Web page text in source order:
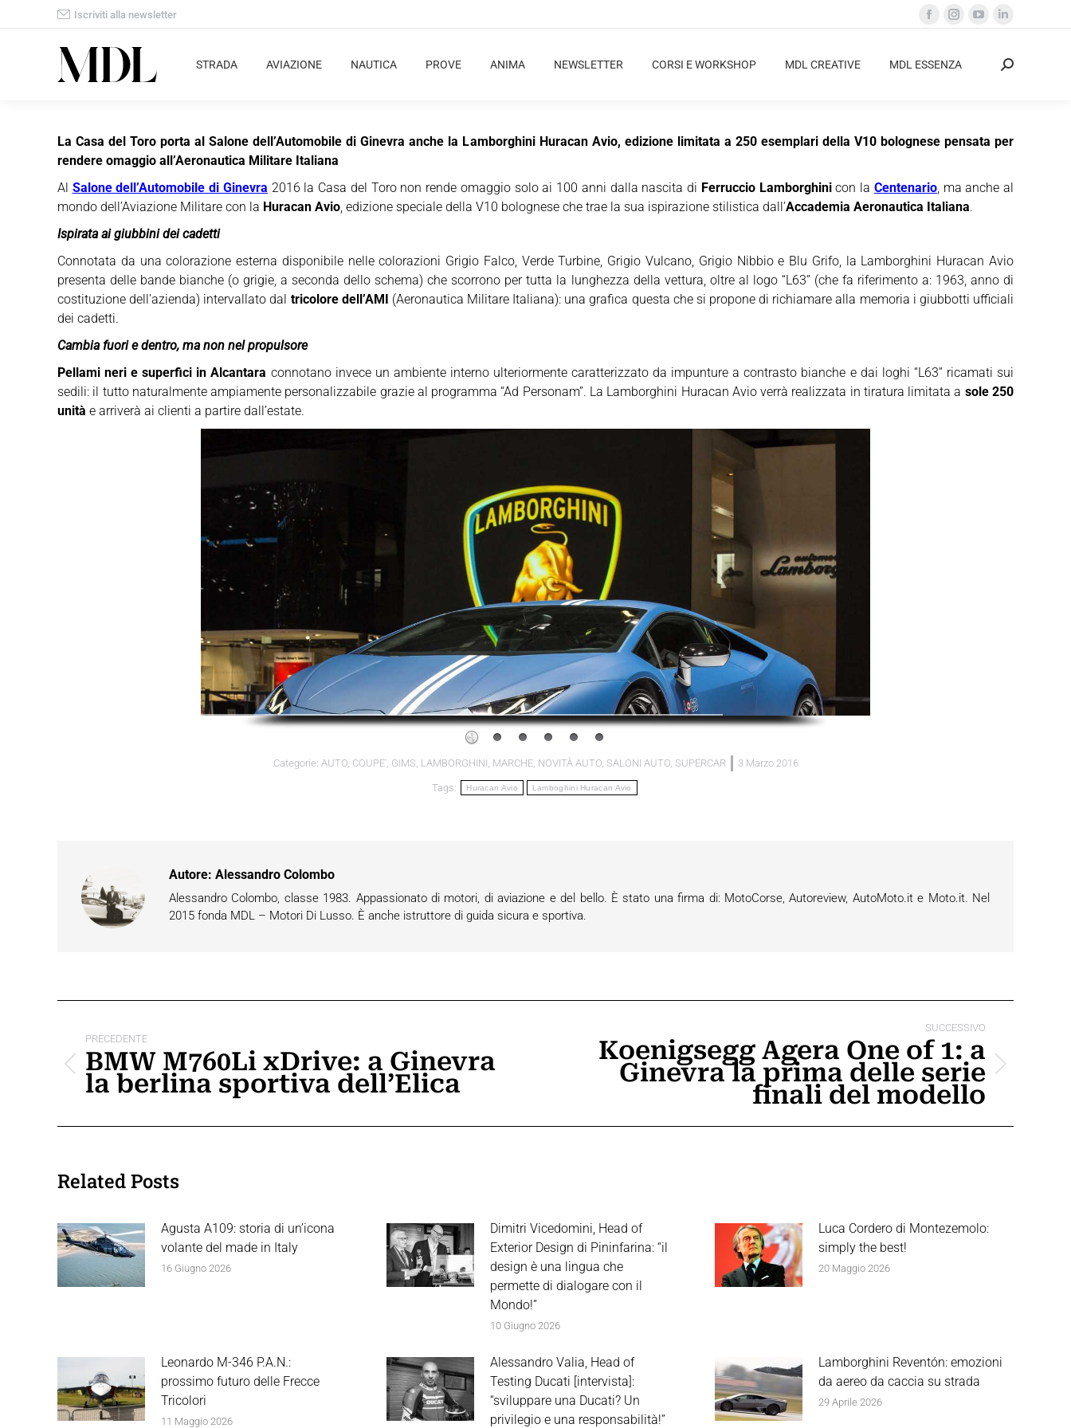
Iscriviti alla newsletter
Facebook
opens
Instagram
opens
YouTube
opens
Linkedin
opens
STRADA AVIAZIONE NAUTICA PROVE ANIMA NEWSLETTER CORSI E WORKSHOP MDL CREATIVE MDL ESSENZA Cerca:
La Casa del Toro porta al Salone dell’Automobile di Ginevra anche la Lamborghini Huracan Avio, edizione limitata a 250 esemplari della V10 bolognese pensata per
rendere omaggio all’Aeronautica Militare Italiana
Al Salone dell’Automobile di Ginevra 2016 la Casa del Toro non rende omaggio solo ai 100 anni dalla nascita di Ferruccio Lamborghinicon la Centenario, ma anche al
mondo dell’Aviazione Militare con la Huracan Avio, edizione speciale della V10 bolognese che trae la sua ispirazione stilistica dall’Accademia Aeronautica Italiana.
Ispirata ai giubbini dei cadetti
Connotata da una colorazione esterna disponibile nelle colorazioni Grigio Falco, Verde Turbine, Grigio Vulcano, Grigio Nibbio e Blu Grifo, la Lamborghini Huracan Avio
presenta delle bande bianche (o grigie, a seconda dello schema) che scorrono per tutta la lunghezza della vettura, oltre al logo “L63” (che fa riferimento a: 1963, anno di
costituzione dell’azienda) intervallato dal tricolore dell’AMI (Aeronautica Militare Italiana): una grafica questa che si propone di richiamare alla memoria i giubbotti ufficiali
dei cadetti.
Cambia fuori e dentro, ma non nel propulsore
Pellami neri e superfici in Alcantara connotano invece un ambiente interno ulteriormente caratterizzato da impunture a contrasto bianche e dai loghi “L63” ricamati sui
sedili: il tutto naturalmente ampiamente personalizzabile grazie al programma “Ad Personam”. La Lamborghini Huracan Avio verrà realizzata in tiratura limitata a sole 250
unità e arriverà ai clienti a partire dall’estate.
Categorie: AUTO, COUPE', GIMS, LAMBORGHINI, MARCHE, NOVITÀ AUTO, SALONI AUTO, SUPERCAR 3 Marzo 2016
Tags: Huracan Avio Lamboghini Huracan Avio
Autore: Alessandro Colombo
Alessandro Colombo, classe 1983. Appassionato di motori, di aviazione e del bello. È stato una firma di: MotoCorse, Autoreview, AutoMoto.it e Moto.it. Nel
2015 fonda MDL – Motori Di Lusso. È anche istruttore di guida sicura e sportiva.
post
PRECEDENTE
Post
precedente:
BMW M760Li xDrive: a Ginevra
la berlina sportiva dell’Elica
SUCCESSIVO
Koenigsegg Agera One of 1: a
Ginevra la prima delle serie
finali del modello
Related Posts
Agusta A109: storia di un’icona
volante del made in Italy
16 Giugno 2026
Dimitri Vicedomini, Head of
Exterior Design di Pininfarina: “il
design è una lingua che
permette di dialogare con il
Mondo!”
10 Giugno 2026
Luca Cordero di Montezemolo:
simply the best!
20 Maggio 2026
Leonardo M-346 P.A.N.:
prossimo futuro delle Frecce
Tricolori
11 Maggio 2026
Alessandro Valia, Head of
Testing Ducati [intervista]:
“sviluppare una Ducati? Un
privilegio e una responsabilità!”
Lamborghini Reventón: emozioni
da aereo da caccia su strada
29 Aprile 2026